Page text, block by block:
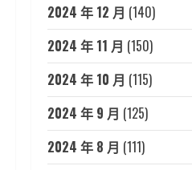
2024 年 12 月 (140)
2024 年 11 月 (150)
2024 年 10 月 (115)
2024 年 9 月 (125)
2024 年 8 月 (111)